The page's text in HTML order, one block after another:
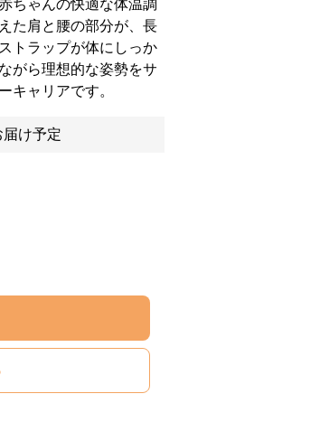
ちゃんの快適な体温調
た肩と腰の部分が、長
トラップが体にしっか
がら理想的な姿勢をサ
キャリアです。
け予定